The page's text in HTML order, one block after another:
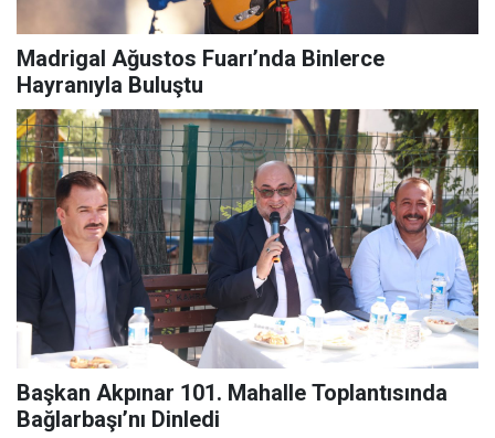
Madrigal Ağustos Fuarı’nda Binlerce
Hayranıyla Buluştu
Başkan Akpınar 101. Mahalle Toplantısında
Bağlarbaşı’nı Dinledi